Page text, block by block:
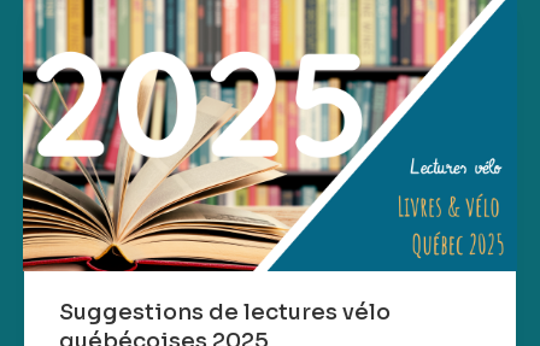
Suggestions de lectures vélo